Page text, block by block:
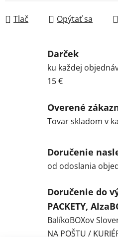
Tlač Opýtať sa
Darček
ku každej
15 €
Overené
Tovar skladom v
Doručenie
od odoslania
Doručenie do
PACKETY,
BalíkoBOXov
NA POŠTU /